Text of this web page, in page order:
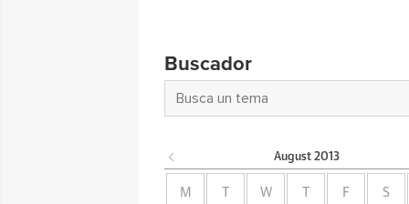
Buscador
August 2013
M W F S